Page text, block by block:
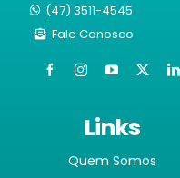
(47) 3511-4545
Fale Conosco
Links
Quem Somos